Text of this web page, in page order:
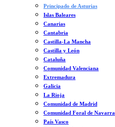
Principado de Asturias
Islas Baleares
Canarias
Cantabria
Castilla-La Mancha
Castilla y León
Cataluña
Comunidad Valenciana
Extremadura
Galicia
La Rioja
Comunidad de Madrid
Comunidad Foral de Navarra
País Vasco